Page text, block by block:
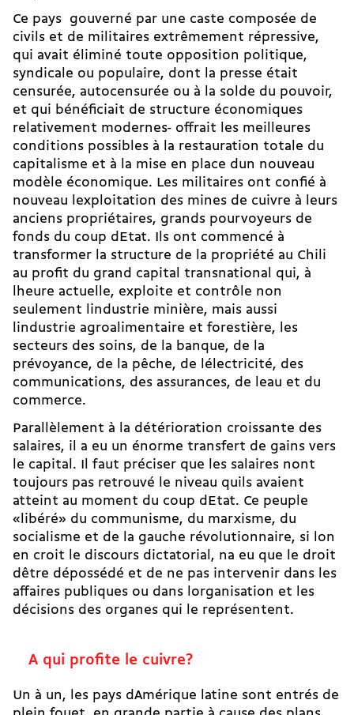
Ce pays  gouverné par une caste composée de
civils et de militaires extrêmement répressive,
qui avait éliminé toute opposition politique,
syndicale ou populaire, dont la presse était
censurée, autocensurée ou à la solde du pouvoir,
et qui bénéficiait de structure économiques
relativement modernes- offrait les meilleures
conditions possibles à la restauration totale du
capitalisme et à la mise en place dun nouveau
modèle économique. Les militaires ont confié à
nouveau lexploitation des mines de cuivre à leurs
anciens propriétaires, grands pourvoyeurs de
fonds du coup dEtat. Ils ont commencé à
transformer la structure de la propriété au Chili
au profit du grand capital transnational qui, à
lheure actuelle, exploite et contrôle non
seulement lindustrie minière, mais aussi
lindustrie agroalimentaire et forestière, les
secteurs des soins, de la banque, de la
prévoyance, de la pêche, de lélectricité, des
communications, des assurances, de leau et du
commerce.
Parallèlement à la détérioration croissante des
salaires, il a eu un énorme transfert de gains vers
le capital. Il faut préciser que les salaires nont
toujours pas retrouvé le niveau quils avaient
atteint au moment du coup dEtat. Ce peuple
«libéré» du communisme, du marxisme, du
socialisme et de la gauche révolutionnaire, si lon
en croit le discours dictatorial, na eu que le droit
dêtre dépossédé et de ne pas intervenir dans les
affaires publiques ou dans lorganisation et les
décisions des organes qui le représentent.
A qui profite le cuivre?
Un à un, les pays dAmérique latine sont entrés de